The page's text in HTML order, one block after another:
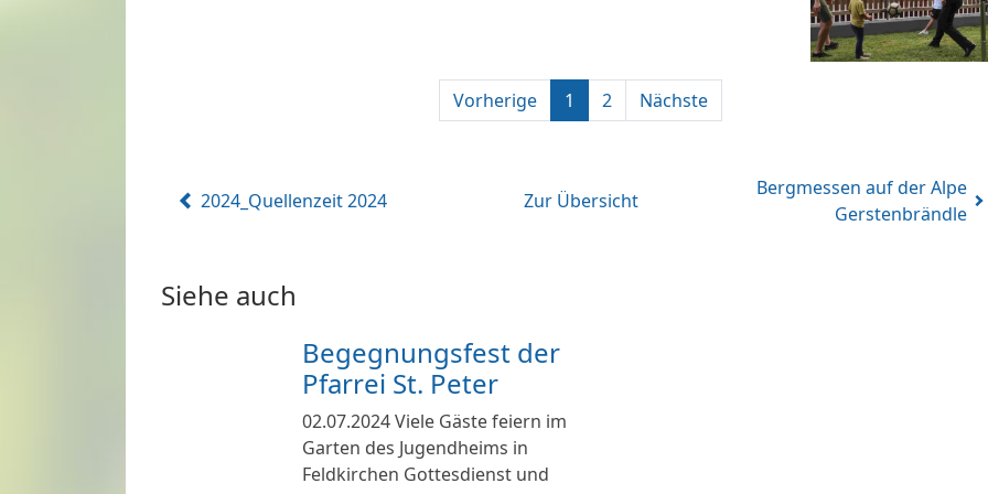
Vorherige 1 2 Nächste
2024_Quellenzeit 2024 Zur Übersicht
Bergmessen auf der Alpe
Gerstenbrändle
Siehe auch
Begegnungsfest der
Pfarrei St. Peter
02.07.2024Viele Gäste feiern im
Garten des Jugendheims in
Feldkirchen Gottesdienst und